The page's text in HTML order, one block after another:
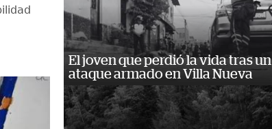
El joven que perdió la vida tras un
ataque armado en Villa Nueva